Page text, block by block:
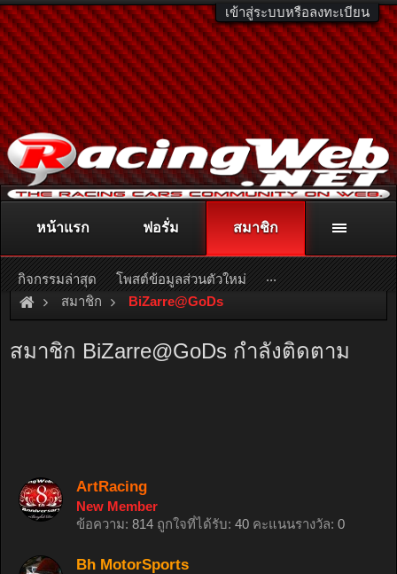
เข้าสู่ระบบหรือลงทะเบียน
ติดต่อลงโฆษณา racingweb@gmail.comหรือโทร. 081-811-1138
หรืออ่านรายละเอียดเพิ่มเติม คลิกที่นี่
สมาชิก BiZarre@GoDs
สมาชิก BiZarre@GoDs กำลังติดตาม
ArtRacing
New Member
ข้อความ: 814 ถูกใจที่ได้รับ: 40 คะแนนรางวัล: 0
Bh MotorSports
หน้าแรก ฟอรั่ม สมาชิก
กิจกรรมล่าสุด โพสต์ข้อมูลส่วนตัวใหม่ ...